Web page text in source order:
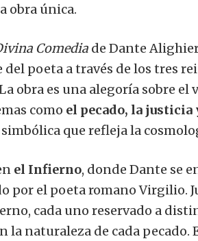
obra única.
Comedia de Dante
del poeta a través de los tres
obra es una alegoría sobre el
como el pecado, la justicia
que refleja la
el Infierno, donde Dante se
por el poeta romano Virgilio.
cada uno reservado a
la naturaleza de cada